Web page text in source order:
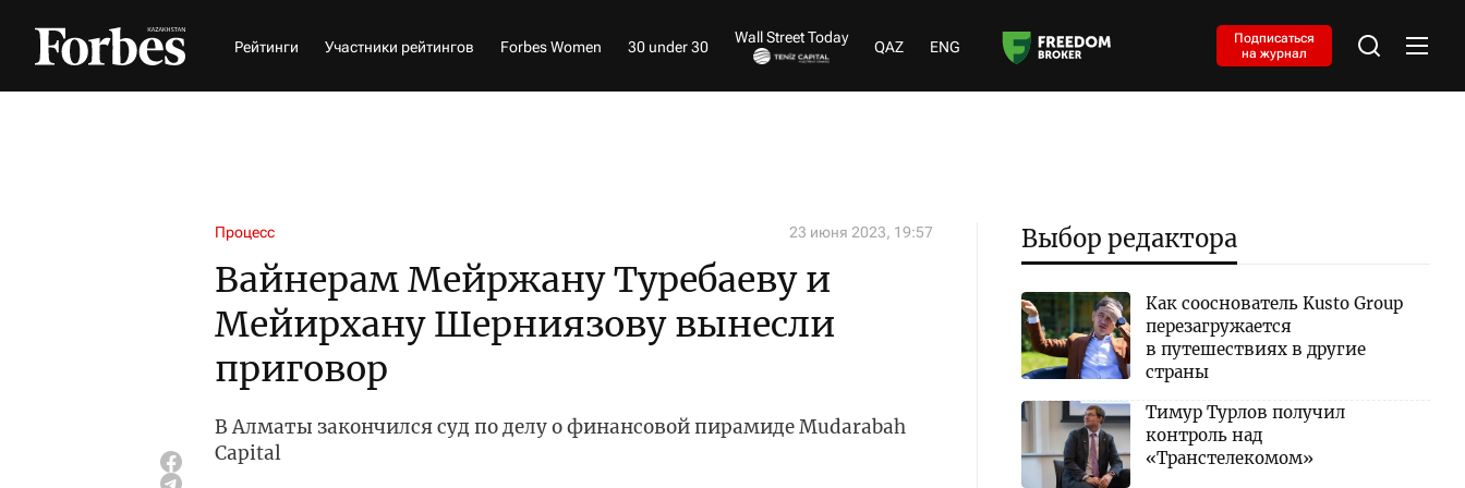
Рейтинги Участники рейтингов Forbes Women 30 under 30
Wall Street Today
QAZ ENG
Подписаться
на журнал
Процесс 23 июня 2023, 19:57
Вайнерам Мейржану Туребаеву и
Мейирхану Шерниязову вынесли
приговор
В Алматы закончился суд по делу о финансовой пирамиде Mudarabah
Capital
Выбор редактора
Как сооснователь Kusto Group
перезагружается
в путешествиях в другие
страны
Тимур Турлов получил
контроль над
«Транстелекомом»